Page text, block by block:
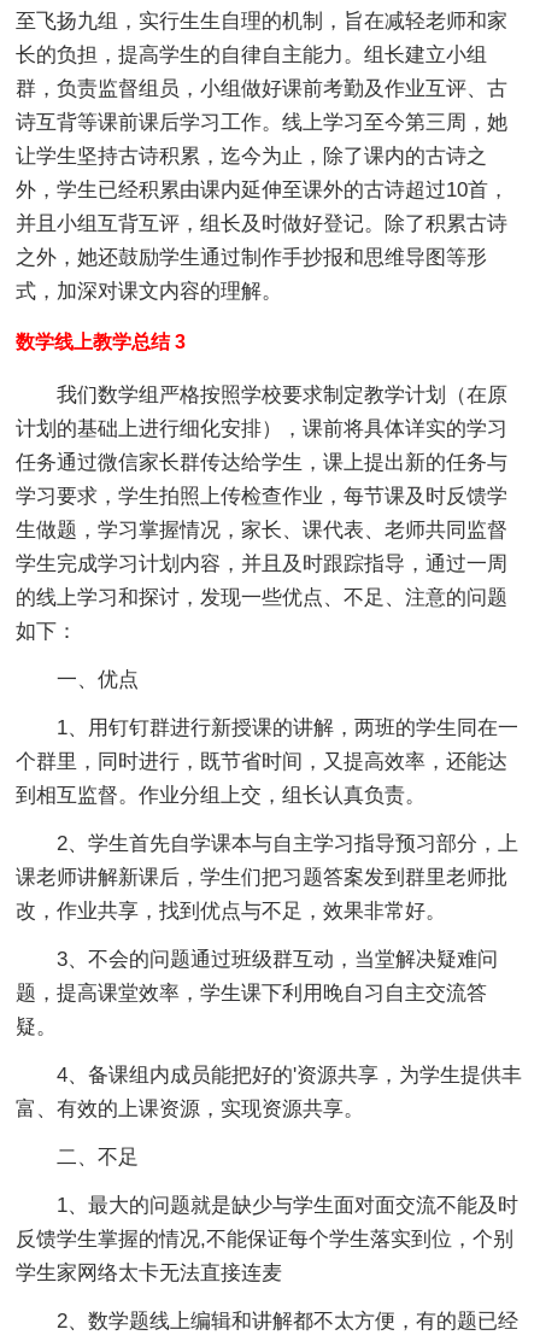
至飞扬九组，实行生生自理的机制，旨在减轻老师和家
长的负担，提高学生的自律自主能力。组长建立小组
群，负责监督组员，小组做好课前考勤及作业互评、古
诗互背等课前课后学习工作。线上学习至今第三周，她
让学生坚持古诗积累，迄今为止，除了课内的古诗之
外，学生已经积累由课内延伸至课外的古诗超过10首，
并且小组互背互评，组长及时做好登记。除了积累古诗
之外，她还鼓励学生通过制作手抄报和思维导图等形
式，加深对课文内容的理解。
数学线上教学总结 3
我们数学组严格按照学校要求制定教学计划（在原
计划的基础上进行细化安排），课前将具体详实的学习
任务通过微信家长群传达给学生，课上提出新的任务与
学习要求，学生拍照上传检查作业，每节课及时反馈学
生做题，学习掌握情况，家长、课代表、老师共同监督
学生完成学习计划内容，并且及时跟踪指导，通过一周
的线上学习和探讨，发现一些优点、不足、注意的问题
如下：
一、优点
1、用钉钉群进行新授课的讲解，两班的学生同在一
个群里，同时进行，既节省时间，又提高效率，还能达
到相互监督。作业分组上交，组长认真负责。
2、学生首先自学课本与自主学习指导预习部分，上
课老师讲解新课后，学生们把习题答案发到群里老师批
改，作业共享，找到优点与不足，效果非常好。
3、不会的问题通过班级群互动，当堂解决疑难问
题，提高课堂效率，学生课下利用晚自习自主交流答
疑。
4、备课组内成员能把好的'资源共享，为学生提供丰
富、有效的上课资源，实现资源共享。
二、不足
1、最大的问题就是缺少与学生面对面交流不能及时
反馈学生掌握的情况,不能保证每个学生落实到位，个别
学生家网络太卡无法直接连麦
2、数学题线上编辑和讲解都不太方便，有的题已经